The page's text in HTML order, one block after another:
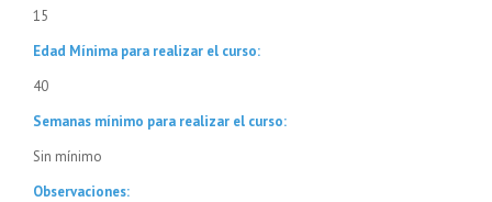
15
Edad Mínima para realizar el curso:
40
Semanas mínimo para realizar el curso:
Sin mínimo
Observaciones: